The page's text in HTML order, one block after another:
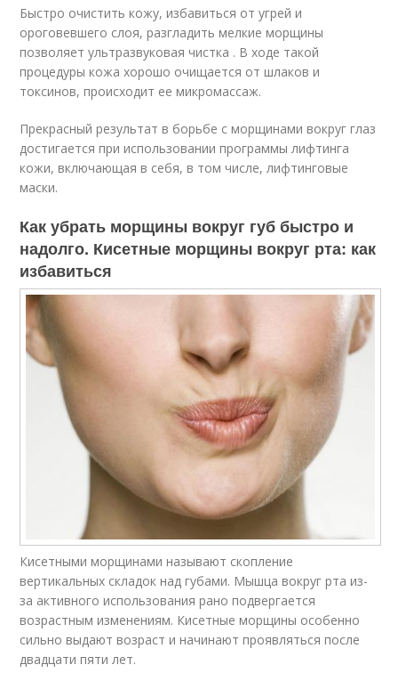
Быстро очистить кожу, избавиться от угрей и
ороговевшего слоя, разгладить мелкие морщины
позволяет ультразвуковая чистка . В ходе такой
процедуры кожа хорошо очищается от шлаков и
токсинов, происходит ее микромассаж.
Прекрасный результат в борьбе с морщинами вокруг глаз
достигается при использовании программы лифтинга
кожи, включающая в себя, в том числе, лифтинговые
маски.
Как убрать морщины вокруг губ быстро и
надолго. Кисетные морщины вокруг рта: как
избавиться
Кисетными морщинами называют скопление
вертикальных складок над губами. Мышца вокруг рта из-
за активного использования рано подвергается
возрастным изменениям. Кисетные морщины особенно
сильно выдают возраст и начинают проявляться после
двадцати пяти лет.